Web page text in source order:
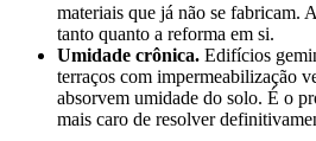
materiais que já não se fabricam.
tanto quanto a reforma em si.
Umidade crônica. Edifícios
terraços com impermeabilização
absorvem umidade do solo. É o
mais caro de resolver